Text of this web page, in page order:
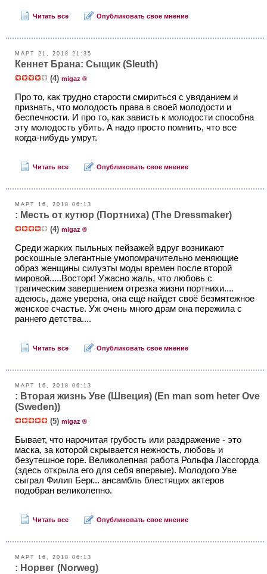
Читать все Опубликовать свое мнение
МАРТ 21, 2018 21:35
Кеннет Брана: Сыщик (Sleuth)
(4) migaz ®
Про то, как трудно старости смириться с увяданием и
признать, что молодость права в своей молодости и
беспечности. И про то, как зависть к молодости способна
эту молодость убить. А надо просто помнить, что все
когда-нибудь умрут.
Читать все Опубликовать свое мнение
МАРТ 16, 2018 06:13
: Месть от кутюр (Портниха) (The Dressmaker)
(4) migaz ®
Среди жарких пыльных пейзажей вдруг возникают
роскошные элегантные умопомрачительно меняющие
образ женщины силуэты моды времен после второй
мировой.....Восторг! Ужасно жаль, что любовь с
трагическим завершением отрезка жизни портнихи....
адеюсь, даже уверена, она ещё найдет своё безмятежное
женское счастье. Уж очень много драм она пережила с
раннего детства....
Читать все Опубликовать свое мнение
МАРТ 16, 2018 06:13
: Вторая жизнь Уве (Швеция) (En man som heter Ove
(Sweden))
(5) migaz ®
Бывает, что нарочитая грубость или раздражение - это
маска, за которой скрывается нежность, любовь и
безутешное горе. Великолепная работа Рольфа Лассгорда
(здесь открыла его для себя впервые). Молодого Уве
сыграл Филип Берг... ансамбль блестящих актеров
подобран великолепно.
Читать все Опубликовать свое мнение
МАРТ 16, 2018 06:13
: Норвег (Norweg)